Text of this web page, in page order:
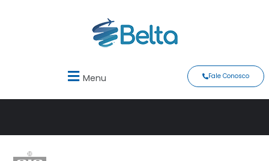
Menu Fale Conosco